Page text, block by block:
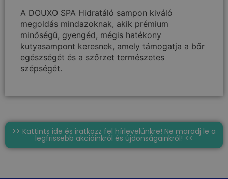
A DOUXO SPA Hidratáló sampon kiváló
megoldás mindazoknak, akik prémium
minőségű, gyengéd, mégis hatékony
kutyasampont keresnek, amely támogatja a bőr
egészségét és a szőrzet természetes
szépségét.
>> Kattints ide és iratkozz fel hírlevelünkre! Ne maradj le a
legfrissebb akcióinkról és újdonságainkról! <<